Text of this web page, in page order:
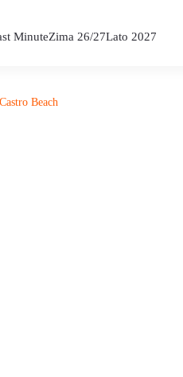
MinuteZima 26/27Lato 2027
Beach